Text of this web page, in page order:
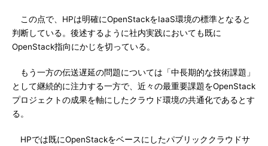
この点で、HPは明確にOpenStackをIaaS環境の標準となると
判断している。後述するように社内実践においても既に
OpenStack指向にかじを切っている。
もう一方の伝送遅延の問題については「中長期的な技術課題」
として継続的に注力する一方で、近々の最重要課題をOpenStack
プロジェクトの成果を軸にしたクラウド環境の共通化であるとす
る。
HPでは既にOpenStackをベースにしたパブリッククラウドサ